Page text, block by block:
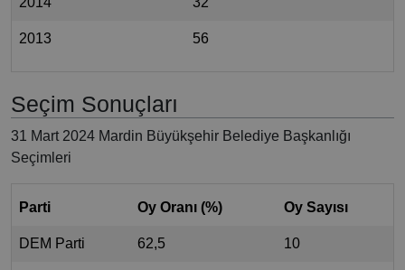
2013 56
Seçim Sonuçları
31 Mart 2024 Mardin Büyükşehir Belediye Başkanlığı
Seçimleri
Parti Oy Oranı (%) Oy Sayısı
DEM Parti 62,5 10